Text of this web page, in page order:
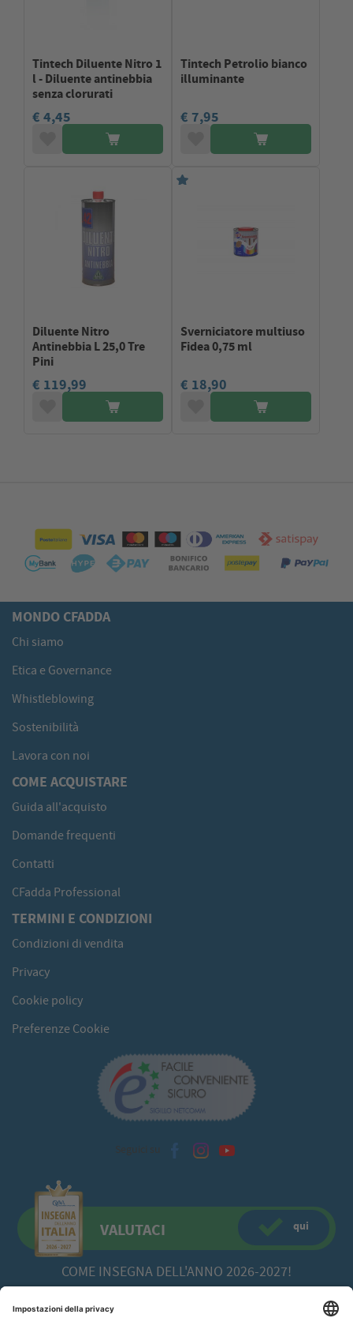
Tintech Diluente Nitro 1
l - Diluente antinebbia
senza clorurati
€ 4,45
Tintech Petrolio bianco
illuminante
€ 7,95
Diluente Nitro
Antinebbia L 25,0 Tre
Pini
€ 119,99
Sverniciatore multiuso
Fidea 0,75 ml
€ 18,90
MONDO CFADDA
Chi siamo
Etica e Governance
Whistleblowing
Sostenibilità
Lavora con noi
COME ACQUISTARE
Guida all'acquisto
Domande frequenti
Contatti
CFadda Professional
TERMINI E CONDIZIONI
Condizioni di vendita
Privacy
Cookie policy
Preferenze Cookie
Seguici su
VALUTACI
COME INSEGNA DELL'ANNO 2026-2027!
qui